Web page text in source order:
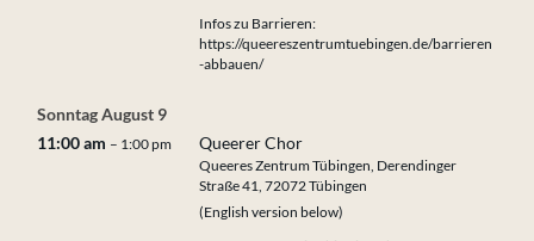
Infos zu Barrieren:
https://queereszentrumtuebingen.de/barrieren
-abbauen/
Sonntag August 9
11:00 am – 1:00 pm Queerer Chor
Queeres Zentrum Tübingen, Derendinger
Straße 41, 72072 Tübingen
(English version below)